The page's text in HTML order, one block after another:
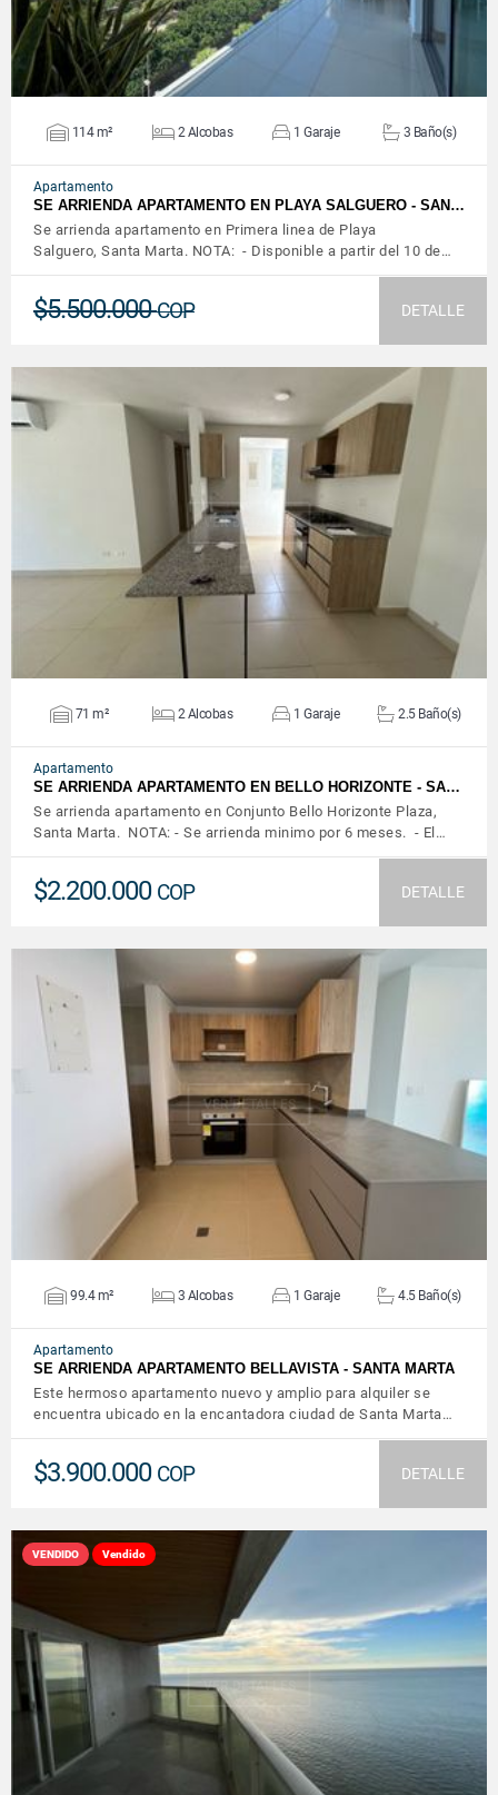
114 m² 2 Alcobas 1 Garaje 3 Baño(s)
Apartamento
SE ARRIENDA APARTAMENTO EN PLAYA SALGUERO - SAN…
Se arrienda apartamento en Primera linea de Playa
Salguero, Santa Marta. NOTA: - Disponible a partir del 10 de…
$5.500.000COP DETALLE
VER DETALLES
71 m² 2 Alcobas 1 Garaje 2.5 Baño(s)
Apartamento
SE ARRIENDA APARTAMENTO EN BELLO HORIZONTE - SA…
Se arrienda apartamento en Conjunto Bello Horizonte Plaza,
Santa Marta. NOTA: - Se arrienda minimo por 6 meses. - El…
$2.200.000 COP DETALLE
VER DETALLES
99.4 m² 3 Alcobas 1 Garaje 4.5 Baño(s)
Apartamento
SE ARRIENDA APARTAMENTO BELLAVISTA - SANTA MARTA
Este hermoso apartamento nuevo y amplio para alquiler se
encuentra ubicado en la encantadora ciudad de Santa Marta…
$3.900.000 COP DETALLE
VENDIDO Vendido
VER DETALLES